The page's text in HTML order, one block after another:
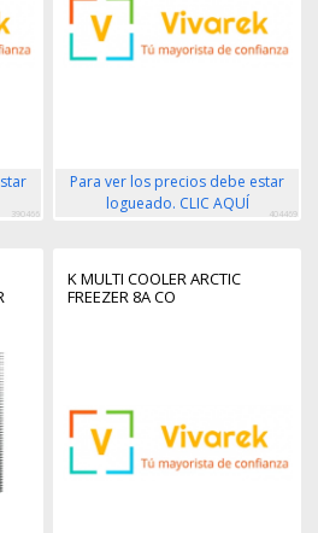
390466
Para ver los precios debe estar
logueado. CLIC AQUÍ
404469
K MULTI COOLER ARCTIC
FREEZER 8A CO